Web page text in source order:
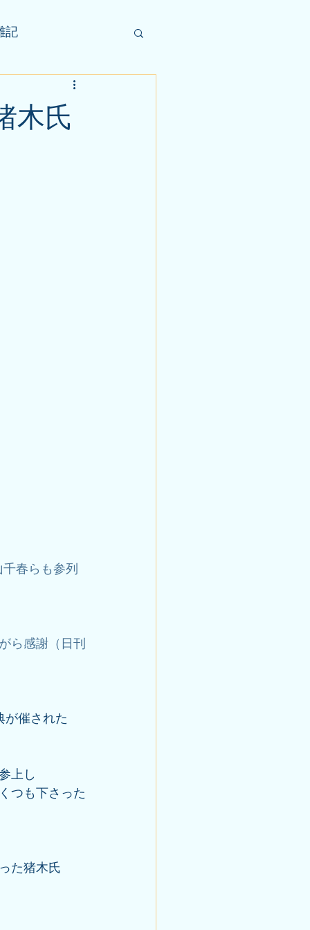
記
木氏
春らも参列
ら感謝（日刊
が催された
上し
つも下さった
た猪木氏